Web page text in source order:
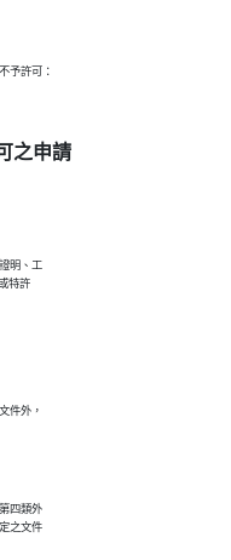
予許可：
之申請
明、工
特許
件外，
四類外
之文件